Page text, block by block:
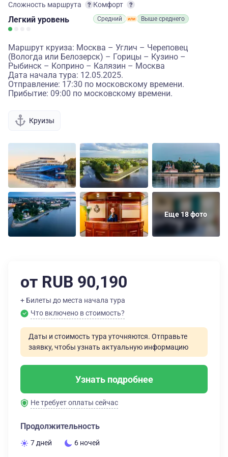
Сложность маршрута
Легкий уровень
Комфорт
Средний Выше среднего
Маршрут круиза: Москва – Углич – Череповец
(Вологда или Белозерск) – Горицы – Кузино –
Рыбинск – Коприно – Калязин – Москва
Дата начала тура: 12.05.2025.
Отправление: 17:30 по московскому времени.
Прибытие: 09:00 по московскому времени.
Круизы
Еще 18 фото
от RUB 90,190
+ Билеты до места начала тура
Что включено в стоимость?
Даты и стоимость тура уточняются. Отправьте
заявку, чтобы узнать актуальную информацию
Узнать подробнее
Не требует оплаты сейчас
Продолжительность
7 дней 6 ночей